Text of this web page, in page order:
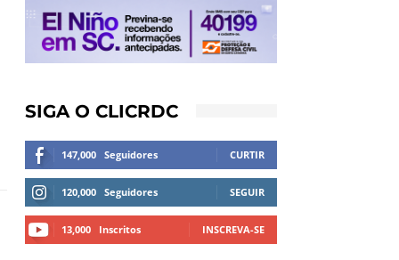
SIGA O CLICRDC
147,000 Seguidores CURTIR
120,000 Seguidores SEGUIR
13,000 Inscritos INSCREVA-SE